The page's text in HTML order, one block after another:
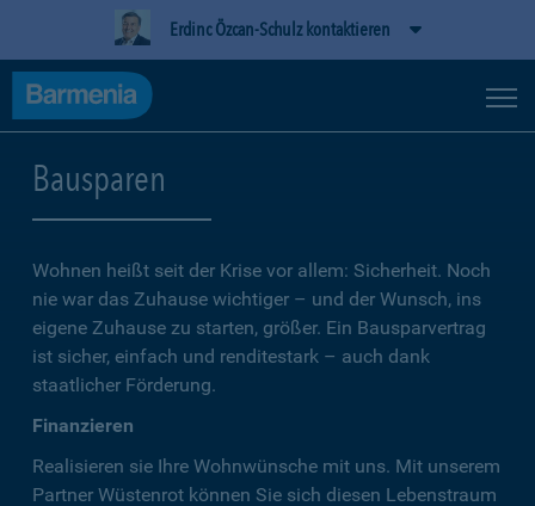
Erdinc Özcan-Schulz kontaktieren
Bausparen
Wohnen heißt seit der Krise vor allem: Sicherheit. Noch
nie war das Zuhause wichtiger – und der Wunsch, ins
eigene Zuhause zu starten, größer. Ein Bausparvertrag
ist sicher, einfach und renditestark – auch dank
staatlicher Förderung.
Finanzieren
Realisieren sie Ihre Wohnwünsche mit uns. Mit unserem
Partner Wüstenrot können Sie sich diesen Lebenstraum